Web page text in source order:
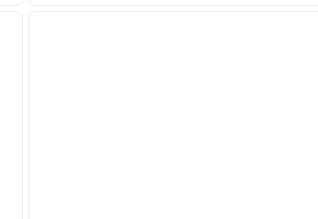
sonraki görsel
1 / 12